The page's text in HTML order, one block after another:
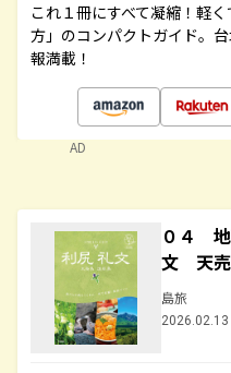
これ１冊にすべて凝縮！軽
方」のコンパクトガイド。
報満載！
AD
０４
文 天
島旅
2026.02.13